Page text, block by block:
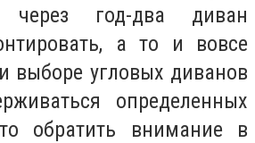
год-два диван
а то и вовсе
выборе угловых диванов
определенных
обратить внимание в